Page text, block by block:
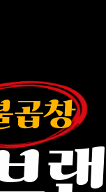
곱창